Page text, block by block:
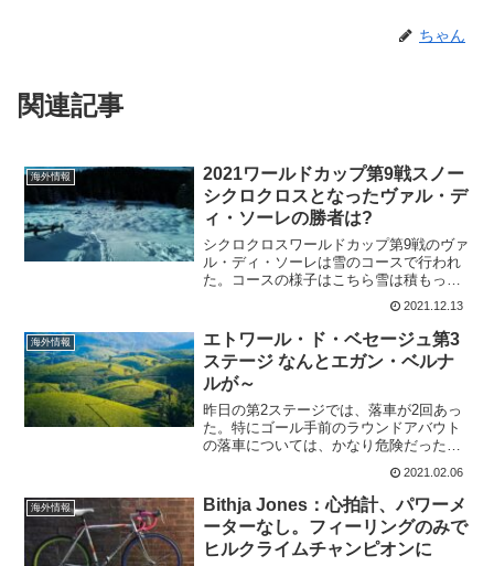
ちゃん
関連記事
海外情報
2021ワールドカップ第9戦スノー
シクロクロスとなったヴァル・デ
ィ・ソーレの勝者は?
シクロクロスワールドカップ第9戦のヴァ
ル・ディ・ソーレは雪のコースで行われ
た。コースの様子はこちら雪は積もった
ままだけど、アイスリンクにはなってい
ない。雪のクロスで勝利するのは誰だろ
うか?ワールドカップ第9戦ヴァル・デ
ィ・ソーレフランダース...
2021.12.13
海外情報
エトワール・ド・ベセージュ第3
ステージ なんとエガン・ベルナ
ルが～
昨日の第2ステージでは、落車が2回あっ
た。特にゴール手前のラウンドアバウト
の落車については、かなり危険だったの
でコース設定として良かったのかな。か
なりのライダーが落車に巻き込まれた
が、第3ステージを走らない選手はいな
い。ゴール後にも、カメラ...
2021.02.06
海外情報
Bithja Jones：心拍計、パワーメ
ーターなし。フィーリングのみで
ヒルクライムチャンピオンに